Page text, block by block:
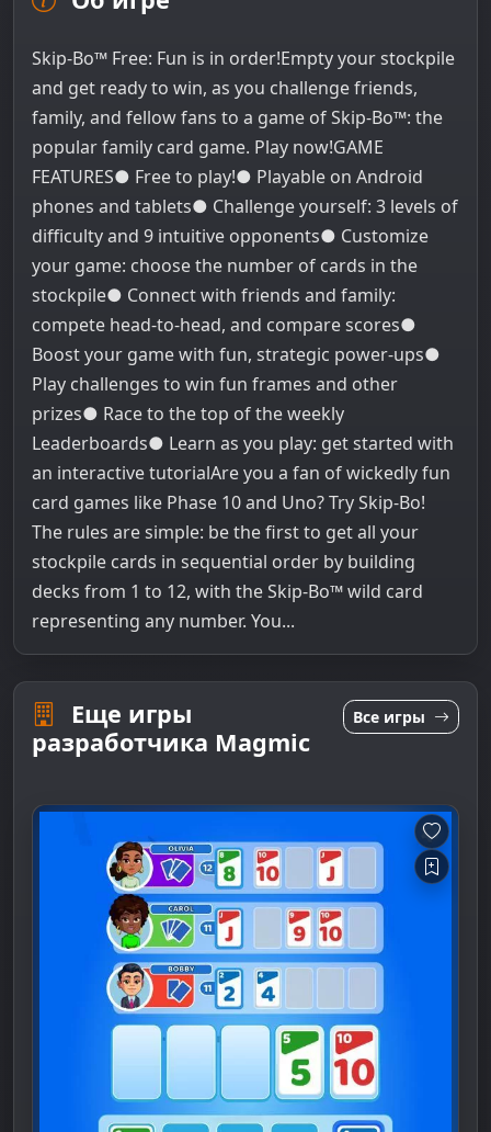
Skip-Bo​™​ Free: Fun is in order!Empty your stockpile
and get ready to win, as you challenge friends,
family, and fellow fans to a game of Skip-Bo™: the
popular family card game. Play now!GAME
FEATURES● Free to play!● Playable on Android
phones and tablets● Challenge yourself: 3 levels of
difficulty and 9 intuitive opponents● Customize
your game: choose the number of cards in the
stockpile● Connect with friends and family:
compete head-to-head, and compare scores●
Boost your game with fun, strategic power-ups●
Play challenges to win fun frames and other
prizes● Race to the top of the weekly
Leaderboards● Learn as you play: get started with
an interactive tutorialAre you a fan of wickedly fun
card games like Phase 10 and Uno? Try Skip-Bo!
The rules are simple: be the first to get all your
stockpile cards in sequential order by building
decks from 1 to 12, with the Skip-Bo™ wild card
representing any number. You...
Еще игры
разработчика Magmic
Все игры